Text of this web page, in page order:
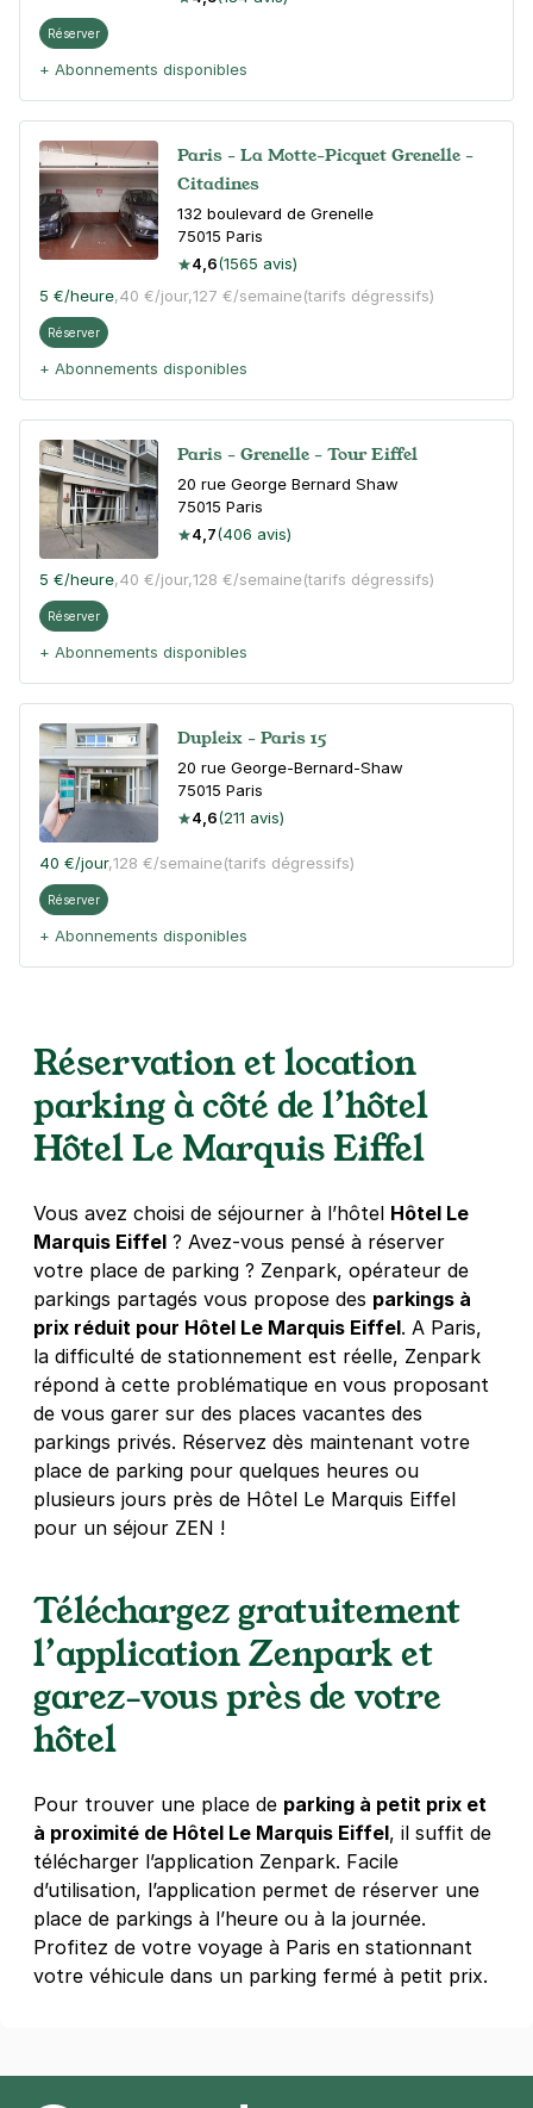
Réserver
+ Abonnements disponibles
Paris - La Motte-Picquet Grenelle -
Citadines
132 boulevard de Grenelle
75015 Paris
4,6(1565 avis)
5 €/heure,40 €/jour,127 €/semaine(tarifs dégressifs)
Réserver
+ Abonnements disponibles
Paris - Grenelle - Tour Eiffel
20 rue George Bernard Shaw
75015 Paris
4,7(406 avis)
5 €/heure,40 €/jour,128 €/semaine(tarifs dégressifs)
Réserver
+ Abonnements disponibles
Dupleix - Paris 15
20 rue George-Bernard-Shaw
75015 Paris
4,6(211 avis)
40 €/jour,128 €/semaine(tarifs dégressifs)
Réserver
+ Abonnements disponibles
Citroën
70 rue Saint Charles
75015Paris
3,50 €/heure,32 €/jour,88 €/semaine(tarifs dégressifs)
+ Abonnements disponibles
Paris - Grenelle - Charles Michels
59 rue Emeriau
Paris
(421 avis)
3,50 €/heure,32 €/jour,88 €/semaine(tarifs dégressifs)
Réserver
+ Abonnements disponibles
Paris - Beaugrenelle - Parking Keller
27 rue de l'ingénieur Robert Keller
75015Paris
(260 avis)
Réserver
Paris - Tour Eiffel - SAEMES
25 quai Jacques Chirac
75007
(620 avis)
5,60 € /heure,42,78 €/jour,178,08 €/semaine
Réservation et location
parking à côté de l’hôtel
Hôtel Le Marquis Eiffel
Vous avez choisi de séjourner à l’hôtel Hôtel Le
Marquis Eiffel ? Avez-vous pensé à réserver
votre place de parking ? Zenpark, opérateur de
parkings partagés vous propose des parkings à
prix réduit pour Hôtel Le Marquis Eiffel. A Paris,
la difficulté de stationnement est réelle, Zenpark
répond à cette problématique en vous proposant
de vous garer sur des places vacantes des
parkings privés. Réservez dès maintenant votre
place de parking pour quelques heures ou
plusieurs jours près de Hôtel Le Marquis Eiffel
pour un séjour ZEN !
Téléchargez gratuitement
l’application Zenpark et
garez-vous près de votre
hôtel
Pour trouver une place de parking à petit prix et
à proximité de Hôtel Le Marquis Eiffel, il suffit de
télécharger l’application Zenpark. Facile
d’utilisation, l’application permet de réserver une
place de parkings à l’heure ou à la journée.
Profitez de votre voyage à Paris en stationnant
votre véhicule dans un parking fermé à petit prix.